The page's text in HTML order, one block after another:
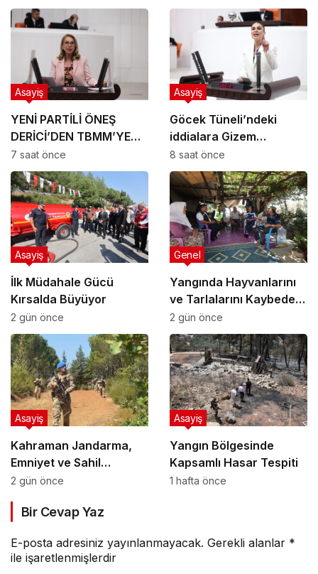
YENİ PARTİLİ ÖNEŞ
DERİCİ’DEN TBMM’YE
ULUSAL ARAŞTIRMA
Asayiş
7 saat önce
Göcek Tüneli’ndeki
iddialara Gizem
Özcan’dan sert tepki;
Asayiş
8 saat önce
İlk Müdahale Gücü
Kırsalda Büyüyor
Asayiş
2 gün önce
Yangında Hayvanlarını
ve Tarlalarını Kaybeden
Üreticilere Büyükşehir
Desteği
Genel
2 gün önce
Kahraman Jandarma,
Emniyet ve Sahil
Güvenlik Muğla’da Yeşil
Asayiş
2 gün önce
Yangın Bölgesinde
Kapsamlı Hasar Tespiti
Asayiş
1 hafta önce
Bir Cevap Yaz
E-posta adresiniz yayınlanmayacak. Gerekli alanlar *
ile işaretlenmişlerdir